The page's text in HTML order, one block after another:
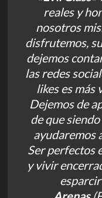
reales y
nosotros
disfrutemos,
dejemos
las redes
likes es más
Dejemos de
de que
ayudaremos
Ser perfectos
y vivir
esparcir